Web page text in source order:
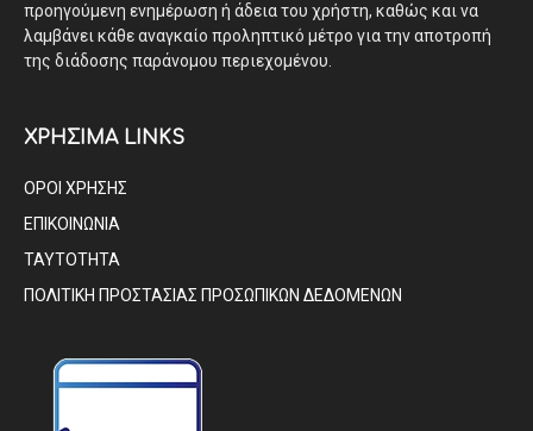
προηγούμενη ενημέρωση ή άδεια του χρήστη, καθώς και να
λαμβάνει κάθε αναγκαίο προληπτικό μέτρο για την αποτροπή
της διάδοσης παράνομου περιεχομένου.
ΧΡΗΣΙΜΑ LINKS
ΟΡΟΙ ΧΡΗΣΗΣ
ΕΠΙΚΟΙΝΩΝΙΑ
ΤΑΥΤΟΤΗΤΑ
ΠΟΛΙΤΙΚΗ ΠΡΟΣΤΑΣΙΑΣ ΠΡΟΣΩΠΙΚΩΝ ΔΕΔΟΜΕΝΩΝ